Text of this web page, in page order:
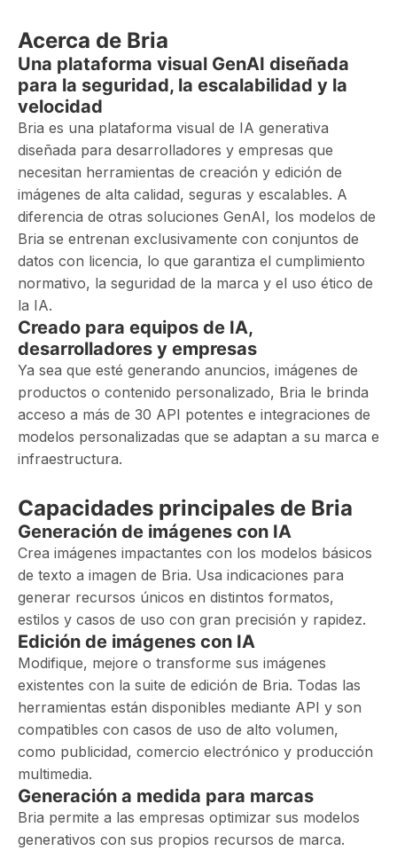
Acerca de Bria
Una plataforma visual GenAI diseñada
para la seguridad, la escalabilidad y la
velocidad
Bria es una plataforma visual de IA generativa
diseñada para desarrolladores y empresas que
necesitan herramientas de creación y edición de
imágenes de alta calidad, seguras y escalables. A
diferencia de otras soluciones GenAI, los modelos de
Bria se entrenan exclusivamente con conjuntos de
datos con licencia, lo que garantiza el cumplimiento
normativo, la seguridad de la marca y el uso ético de
la IA.
Creado para equipos de IA,
desarrolladores y empresas
Ya sea que esté generando anuncios, imágenes de
productos o contenido personalizado, Bria le brinda
acceso a más de 30 API potentes e integraciones de
modelos personalizadas que se adaptan a su marca e
infraestructura.
Capacidades principales de Bria
Generación de imágenes con IA
Crea imágenes impactantes con los modelos básicos
de texto a imagen de Bria. Usa indicaciones para
generar recursos únicos en distintos formatos,
estilos y casos de uso con gran precisión y rapidez.
Edición de imágenes con IA
Modifique, mejore o transforme sus imágenes
existentes con la suite de edición de Bria. Todas las
herramientas están disponibles mediante API y son
compatibles con casos de uso de alto volumen,
como publicidad, comercio electrónico y producción
multimedia.
Generación a medida para marcas
Bria permite a las empresas optimizar sus modelos
generativos con sus propios recursos de marca.